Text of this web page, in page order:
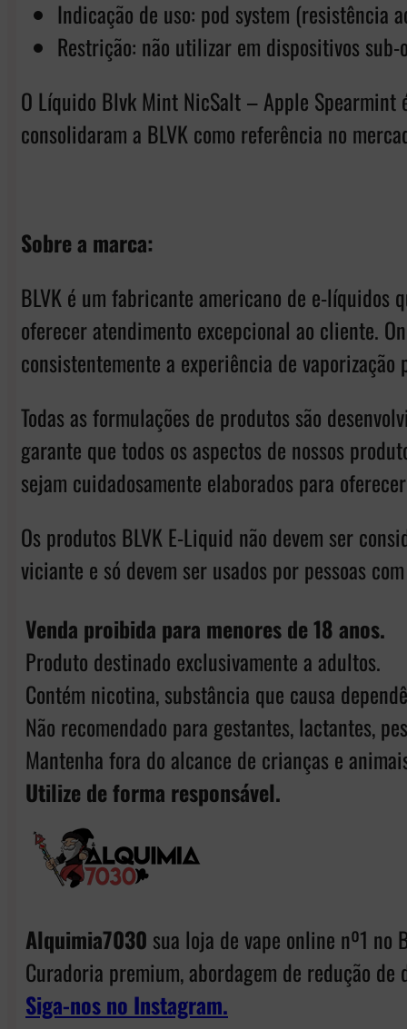
Indicação de uso: pod system (resistência
Restrição: não utilizar em dispositivos sub-
O Líquido Blvk Mint NicSalt – Apple
consolidaram a BLVK como referência no
Sobre a marca:
BLVK é um fabricante americano de e-
oferecer atendimento excepcional ao cliente.
consistentemente a experiência de
Todas as formulações de produtos são
garante que todos os aspectos de nossos
sejam cuidadosamente elaborados para
Os produtos BLVK E-Liquid não devem ser
viciante e só devem ser usados ​​por pessoas
Venda proibida para menores de 18 anos.
Produto destinado exclusivamente a adultos.
Contém nicotina, substância que causa
Não recomendado para gestantes, lactantes,
Mantenha fora do alcance de crianças e
Utilize de forma responsável.
Alquimia7030 sua loja de vape online nº1 no
Curadoria premium, abordagem de redução
Siga-nos no Instagram.